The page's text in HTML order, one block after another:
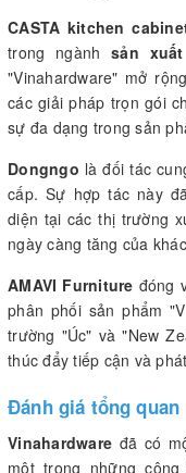
CASTA kitchen
trong ngànhsản
"Vinahardware" mở
các giải pháp trọn gói
sự đa dạng trong sản
Dongngo là đối tác
cấp. Sự hợp tác này
diện tại các thị trường
ngày càng tăng của
AMAVI Furniture đóng
phân phối sản phẩm
trường "Úc" và "New
thúc đẩy tiếp cận và
Đánh giá tổng quan
Vinahardware đã có
một trong những